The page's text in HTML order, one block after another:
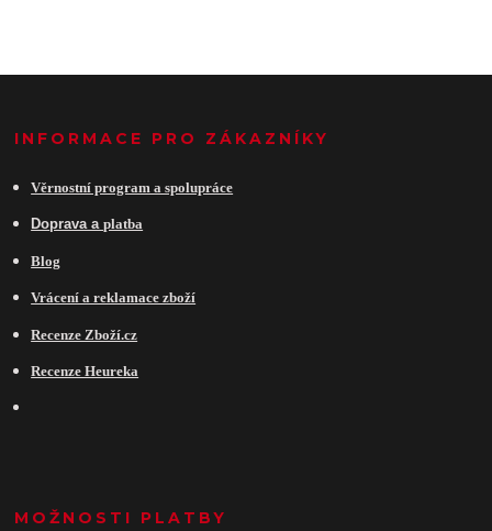
INFORMACE PRO ZÁKAZNÍKY
Věrnostní program a spolupráce
Doprava aplatba
Blog
Vrácení a reklamace zboží
Recenze Zboží.cz
Recenze Heureka
MOŽNOSTI PLATBY